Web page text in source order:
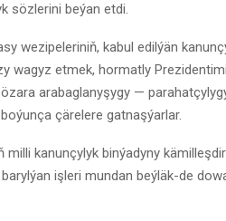
sözlerini beýan etdi.
wezipeleriniň, kabul edilýän
wagyz etmek, hormatly
arabaglanyşygy —
çärelere gatnaşýarlar.
kanunçylyk binýadyny
işleri mundan beýläk-de